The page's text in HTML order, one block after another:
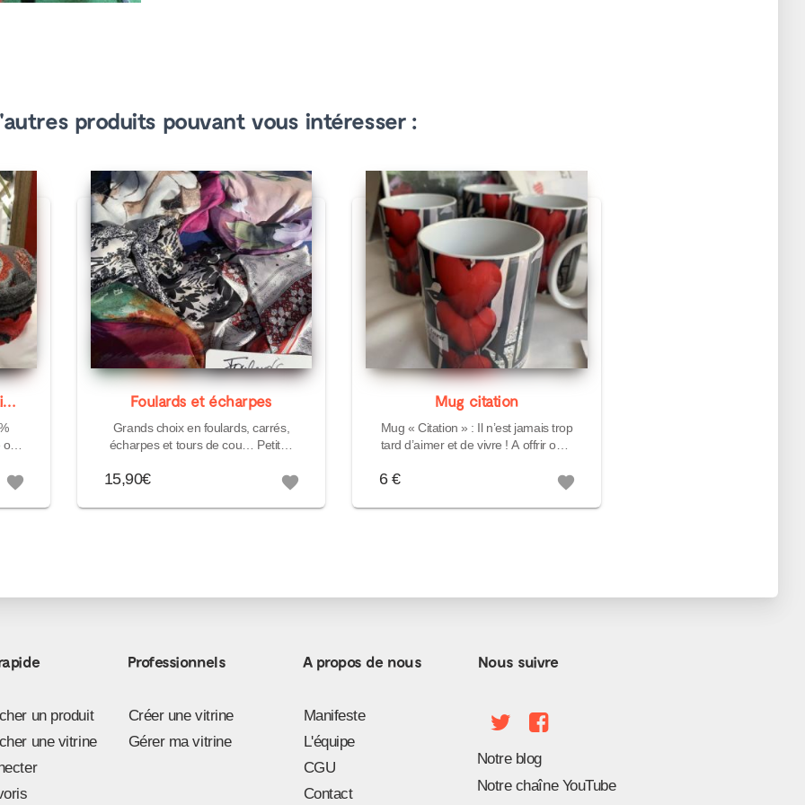
produits pouvant vous intéresser :
Bonnet - Toque cousu mains - laine polaire et bouillie
favorite
Foulards et écharpes
Grands choix en foulards, carrés,
écharpes et tours de cou… Petites
15,90€ favorite
Mug citation
Mug « Citation » : Il n’est jamais trop
tard d’aimer et de vivre ! A offrir ou à
6 € favorite
un produit
une vitrine
Professionnels
Créer une vitrine
Gérer ma vitrine
A propos de nous
Manifeste
L'équipe
CGU
Contact
Nous suivre
Notre blog
Notre chaîne YouTube